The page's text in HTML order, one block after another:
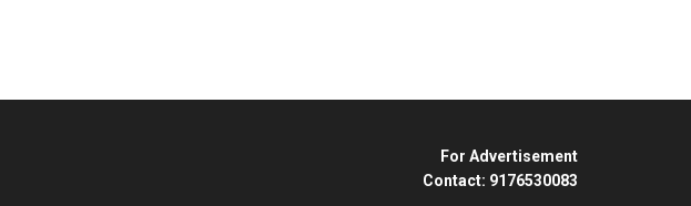
For Advertisement
Contact: 9176530083